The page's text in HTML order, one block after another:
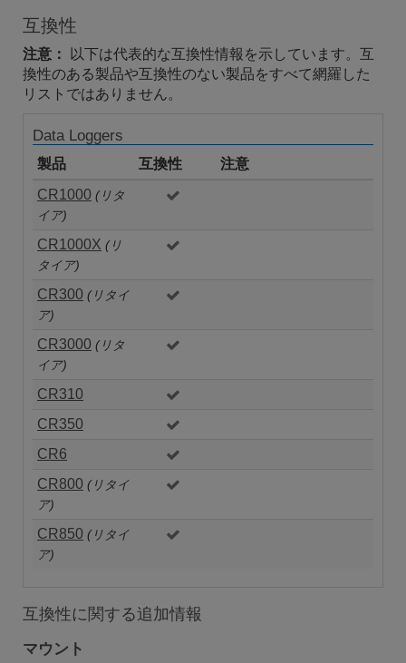
互換性
注意：
以下は代表的な互換性情報を示しています。互
換性のある製品や互換性のない製品をすべて網羅した
リストではありません。
Data Loggers
製品 互換性
注意
CR1000 (リタ
イア)
CR1000X (リ
タイア)
CR300 (リタイ
ア)
CR3000 (リタ
イア)
CR310
CR350
CR6
CR800 (リタイ
ア)
CR850 (リタイ
ア)
互換性に関する追加情報
マウント